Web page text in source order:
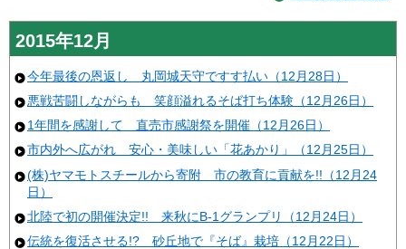
2015年12月
今年最後の恩返し 丸岡城天守ですす払い（12月28日）
悪戦苦闘しながらも 笑顔溢れるそば打ち体験（12月26日）
1年間を感謝して 直売市感謝祭を開催（12月26日）
市内外へ広がれ 安心・美味しい「花あかり」（12月25日）
(株)ヤマモトスチールから寄附 市の教育に貢献を!!（12月24
日）
北陸で初の開催決定!! 来秋にB-1グランプリ（12月24日）
伝統を復活させる!? 砂丘地で『そば』栽培（12月22日）